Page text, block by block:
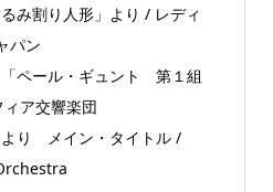
み割り人形」より / レディ
パン
ペール・ギュント 第１組
ア交響楽団
より メイン・タイトル /